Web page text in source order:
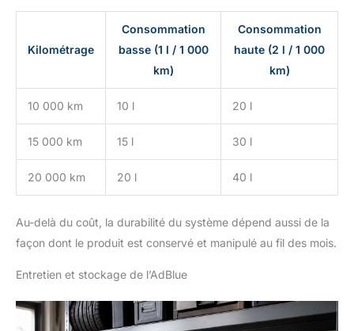
Kilométrage
Consommation
basse (1 l / 1 000
km)
Consommation
haute (2 l / 1 000
km)
10 000 km 10 l 20 l
15 000 km 15 l 30 l
20 000 km 20 l 40 l
Au-delà du coût, la durabilité du système dépend aussi de la
façon dont le produit est conservé et manipulé au fil des mois.
Entretien et stockage de l’AdBlue